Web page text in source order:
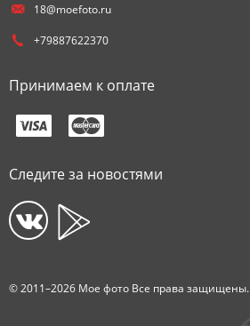
18@moefoto.ru
+79887622370
Принимаем к оплате
Следите за новостями
© 2011–2026 Мое фото Все права защищены.